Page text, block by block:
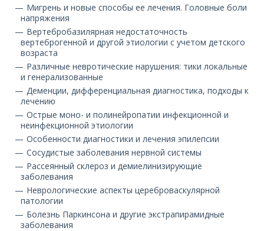
Мигрень и новые способы ее лечения. Головные боли
напряжения
Вертебробазилярная недостаточность
вертеброгенной и другой этиологии с учетом детского
возраста
Различные невротические нарушения: тики локальные
и генерализованные
Деменции, дифференциальная диагностика, подходы к
лечению
Острые моно- и полинейропатии инфекционной и
неинфекционной этиологии
Особенности диагностики и лечения эпилепсии
Сосудистые заболевания нервной системы
Рассеянный склероз и демиелинизирующие
заболевания
Неврологические аспекты цереброваскулярной
патологии
Болезнь Паркинсона и другие экстрапирамидные
заболевания